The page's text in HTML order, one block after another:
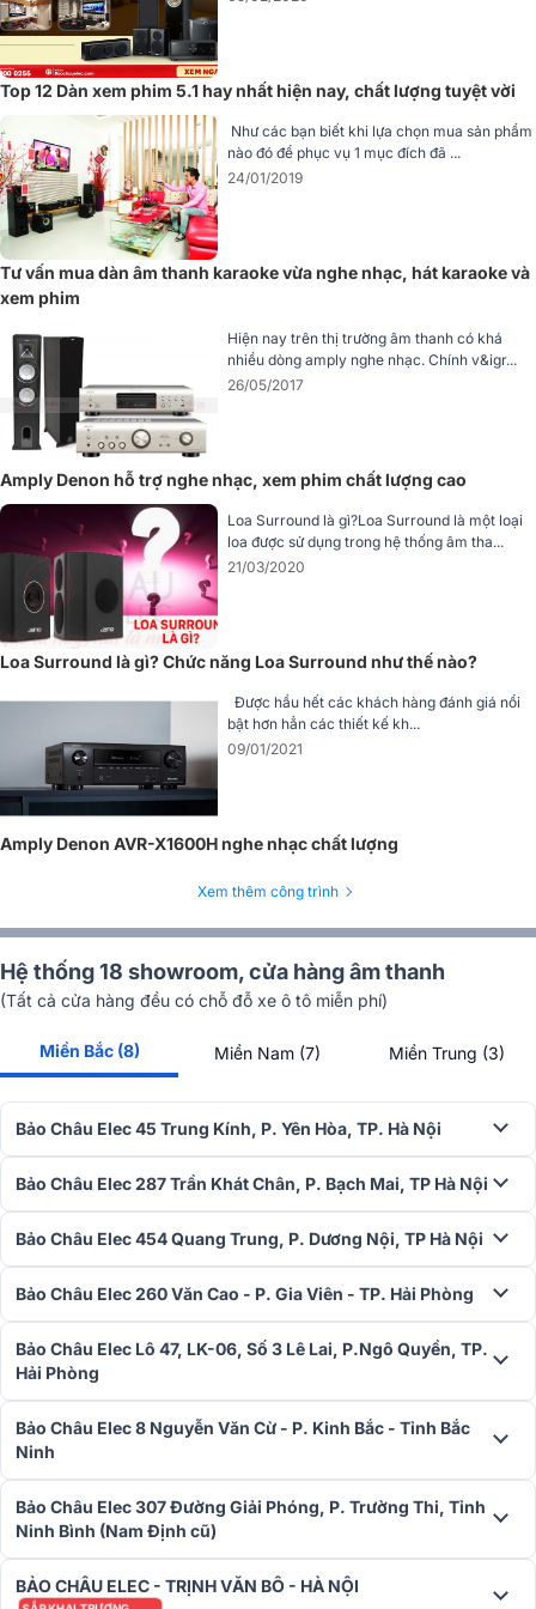
Bên cạnh đó, loa có dải đáp ứng tần số cao dao động từ 38Hz đến
40kHz mang đến khả năng tái tạo âm một cách xuất sắc, tạo nên
độ chi tiết, chính xác trong từng nốt nhạc, đem lại cho bạn trải
nghiệm nghe tốt hơn bao giờ hết.
Ngoài ra, loa JBL Studio 680 còn trang bị thêm cổng Bass-Reflex
nhằm khuếch đại, khuếch tán dải âm trầm, cho tiếng Bass thêm sâu
và bùng nổ.
=> Xem thêm chi tiết tại: Loa JBL Studio 680
Loa JBL Studio 610
JBL Studio 610 là dòng loa chất lượng cao, được trang bị hệ thống
2 loa gồm một loa bass 15,25 cm và một loa treble 2,5 cm. Sự kết
hợp này giúp tái tạo âm thanh chân thực và cân bằng trên toàn bộ
Với khả năng khuếch đại mạnh mẽ, JBL Studio 610 giúp âm thanh
lan tỏa rộng rãi, đồng thời tích hợp cơ chế tản nhiệt hiệu quả để
Thiết kế cổng thoát hơi dạng họng kèn đặc trưng giúp kiểm soát
luồng khí thoát ra khỏi thùng loa một cách nhanh chóng, hạn chế
nhiễu ồn và hiện tượng ù nền. Nhờ đó, JBL Studio 610 mang đến âm
thanh trong trẻo, chi tiết và mượt mà, đảm bảo trải nghiệm nghe
nhạc và xem phim hoàn hảo.
=> Xem thêm chi tiết tại:Loa JBL Studio 610
Loa center JBL Studio 625C
Loa center JBL STUDIO 625C được nhà sản xuất chú trọng, tỉ mỉ về
từng chi tiết, đường nét thiết kế vuông vắn tạo nên sự chắc khỏe,
mạnh mẽ cho sản phẩm. Được cấu tạo với hệ thống 4 loa, 2 đường
tiếng. Trong đó gồm 2 loa mid/bass đường kính 13,3 cm cùng 1 loa
tweeter 2,5 cm cho khả năng tái tạo âm thanh chính xác và hoàn
hảo ở các dải tần trầm – trung – cao.
2 loa mid/bass đường kính 13,3 cm được tích hợp công nghệ mới
PolyPlas có đặc tính cứng, nhẹ, nguyên vật liệu có độ bền cao cho
Top 12 Dàn xem phim 5.1 hay nhất hiện nay, chất lượng tuyệt vời
Như các bạn biết khi lựa chọn mua sản phẩm
nào đó để phục vụ 1 mục đích đã ...
24/01/2019
Tư vấn mua dàn âm thanh karaoke vừa nghe nhạc, hát karaoke và
xem phim
Hiện nay trên thị trường âm thanh có khá
nhiều dòng amply nghe nhạc. Chính v&igr...
26/05/2017
Amply Denon hỗ trợ nghe nhạc, xem phim chất lượng cao
Loa Surround là gì?Loa Surround là một loại
loa được sử dụng trong hệ thống âm tha...
21/03/2020
Loa Surround là gì? Chức năng Loa Surround như thế nào?
Được hầu hết các khách hàng đánh giá nổi
bật hơn hẳn các thiết kế kh...
09/01/2021
Amply Denon AVR-X1600H nghe nhạc chất lượng
Xem thêm công trình
Hệ thống 18 showroom, cửa hàng âm thanh
(Tất cả cửa hàng đều có chỗ đỗ xe ô tô miễn phí)
Miền Bắc (8) Miền Nam (7) Miền Trung (3)
Bảo Châu Elec 45 Trung Kính, P. Yên Hòa, TP. Hà Nội
Bảo Châu Elec 287 Trần Khát Chân, P. Bạch Mai, TP Hà Nội
Bảo Châu Elec 454 Quang Trung, P. Dương Nội, TP Hà Nội
Bảo Châu Elec 260 Văn Cao - P. Gia Viên - TP. Hải Phòng
Bảo Châu Elec Lô 47, LK-06, Số 3 Lê Lai, P.Ngô Quyền, TP.
Hải Phòng
Bảo Châu Elec 8 Nguyễn Văn Cừ - P. Kinh Bắc - Tỉnh Bắc
Ninh
Bảo Châu Elec 307 Đường Giải Phóng, P. Trường Thi, Tỉnh
Ninh Bình (Nam Định cũ)
BẢO CHÂU ELEC - TRỊNH VĂN BÔ - HÀ NỘI